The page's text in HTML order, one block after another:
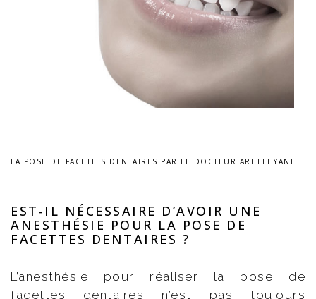
LA POSE DE FACETTES DENTAIRES PAR LE DOCTEUR ARI ELHYANI
EST-IL NÉCESSAIRE D’AVOIR UNE
ANESTHÉSIE POUR LA POSE DE
FACETTES DENTAIRES ?
L’anesthésie pour réaliser la pose de
facettes dentaires n’est pas toujours